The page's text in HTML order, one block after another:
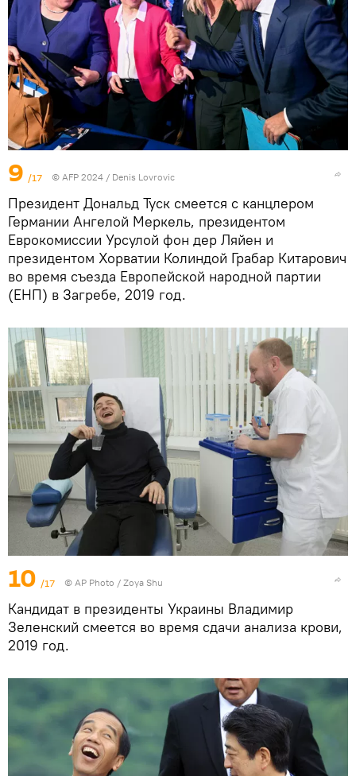
9 /17 © AFP 2024 / Denis Lovrovic
Президент Дональд Туск смеется с канцлером
Германии Ангелой Меркель, президентом
Еврокомиссии Урсулой фон дер Ляйен и
президентом Хорватии Колиндой Грабар Китарович
во время съезда Европейской народной партии
(ЕНП) в Загребе, 2019 год.
10 /17 © AP Photo / Zoya Shu
Кандидат в президенты Украины Владимир
Зеленский смеется во время сдачи анализа крови,
2019 год.